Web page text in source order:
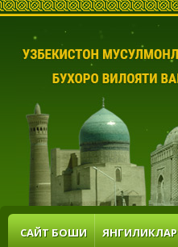
САЙТ БОШИ ЯНГИЛИКЛАР